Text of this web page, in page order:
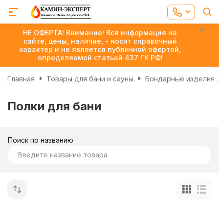
НЕ ОФЕРТА! Внимание! Вся информация на
сайте, цены, наличие, - носит справочный
характер и не является публичной офертой,
определяемой статьей 437 ГК РФ!
Главная Товары для бани и сауны Бондарные изделия
Полки для бани
Поиск по названию